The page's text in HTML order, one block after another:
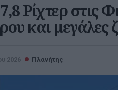
Ρίχτερ στις
και μεγάλες
2026 Πλανήτης